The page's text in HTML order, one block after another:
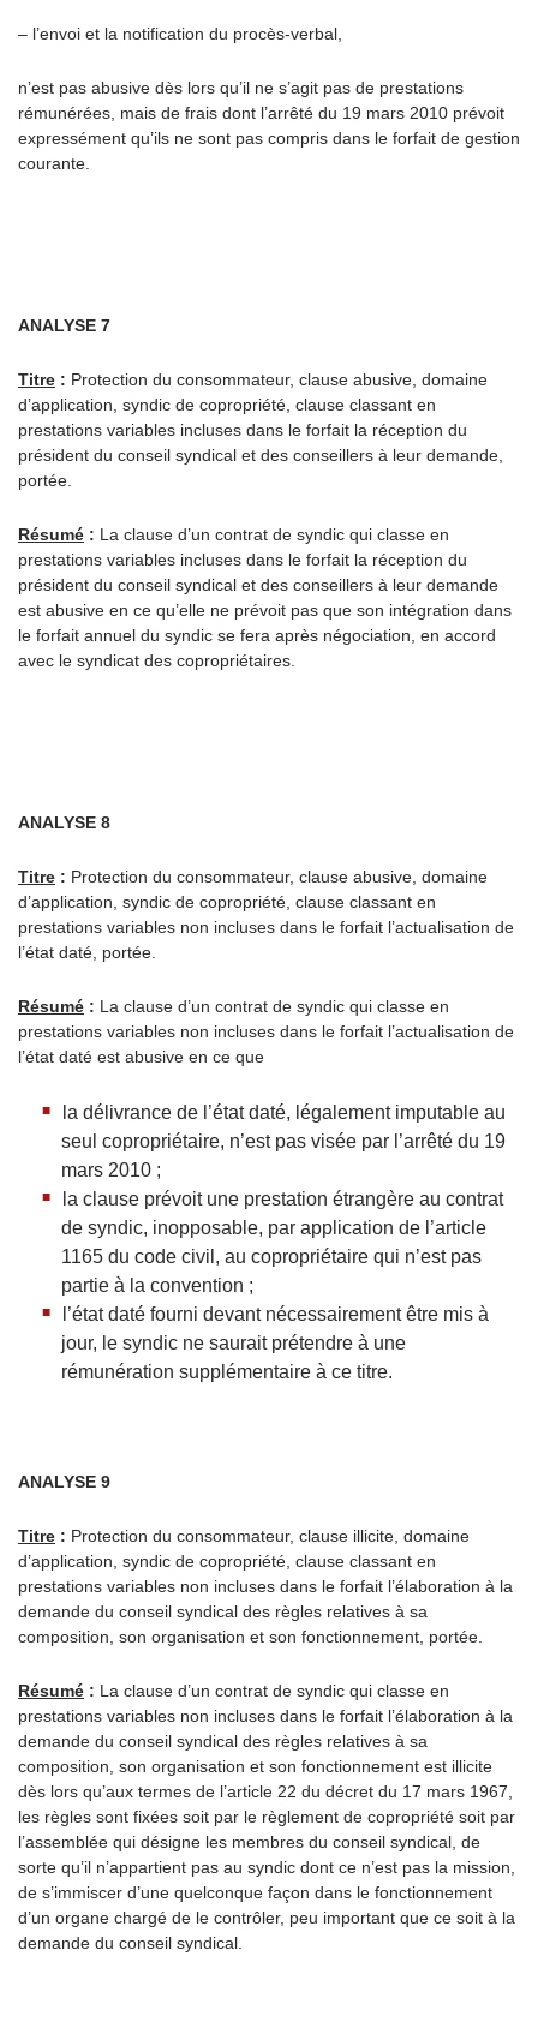
– l’envoi et la notification du procès-verbal,
n’est pas abusive dès lors qu’il ne s’agit pas de prestations
rémunérées, mais de frais dont l’arrêté du 19 mars 2010 prévoit
expressément qu’ils ne sont pas compris dans le forfait de gestion
courante.
ANALYSE 7
Titre : Protection du consommateur, clause abusive, domaine
d’application, syndic de copropriété, clause classant en
prestations variables incluses dans le forfait la réception du
président du conseil syndical et des conseillers à leur demande,
portée.
Résumé : La clause d’un contrat de syndic qui classe en
prestations variables incluses dans le forfait la réception du
président du conseil syndical et des conseillers à leur demande
est abusive en ce qu’elle ne prévoit pas que son intégration dans
le forfait annuel du syndic se fera après négociation, en accord
avec le syndicat des copropriétaires.
ANALYSE 8
Titre : Protection du consommateur, clause abusive, domaine
d’application, syndic de copropriété, clause classant en
prestations variables non incluses dans le forfait l’actualisation de
l’état daté, portée.
Résumé : La clause d’un contrat de syndic qui classe en
prestations variables non incluses dans le forfait l’actualisation de
l’état daté est abusive en ce que
la délivrance de l’état daté, légalement imputable au
seul copropriétaire, n’est pas visée par l’arrêté du 19
mars 2010 ;
la clause prévoit une prestation étrangère au contrat
de syndic, inopposable, par application de l’article
1165 du code civil, au copropriétaire qui n’est pas
partie à la convention ;
l’état daté fourni devant nécessairement être mis à
jour, le syndic ne saurait prétendre à une
rémunération supplémentaire à ce titre.
ANALYSE 9
Titre : Protection du consommateur, clause illicite, domaine
d’application, syndic de copropriété, clause classant en
prestations variables non incluses dans le forfait l’élaboration à la
demande du conseil syndical des règles relatives à sa
composition, son organisation et son fonctionnement, portée.
Résumé : La clause d’un contrat de syndic qui classe en
prestations variables non incluses dans le forfait l’élaboration à la
demande du conseil syndical des règles relatives à sa
composition, son organisation et son fonctionnement est illicite
dès lors qu’aux termes de l’article 22 du décret du 17 mars 1967,
les règles sont fixées soit par le règlement de copropriété soit par
l’assemblée qui désigne les membres du conseil syndical, de
sorte qu’il n’appartient pas au syndic dont ce n’est pas la mission,
de s’immiscer d’une quelconque façon dans le fonctionnement
d’un organe chargé de le contrôler, peu important que ce soit à la
demande du conseil syndical.